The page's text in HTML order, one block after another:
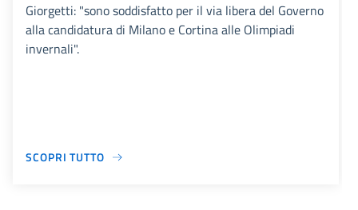
Giorgetti: "sono soddisfatto per il via libera del Governo
alla candidatura di Milano e Cortina alle Olimpiadi
invernali".
SCOPRI TUTTO